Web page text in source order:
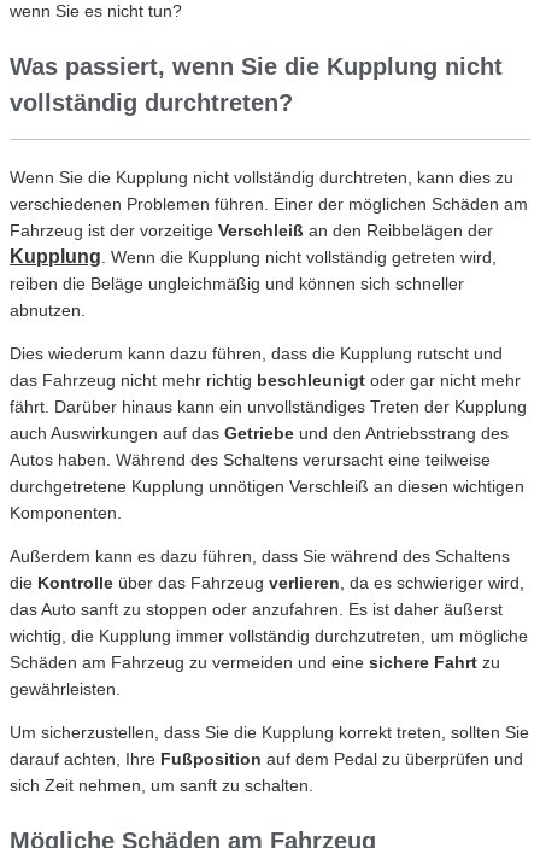
wenn Sie es nicht tun?
Was passiert, wenn Sie die Kupplung nicht
vollständig durchtreten?
Wenn Sie die Kupplung nicht vollständig durchtreten, kann dies zu
verschiedenen Problemen führen. Einer der möglichen Schäden am
Fahrzeug ist der vorzeitige Verschleiß an den Reibbelägen der
Kupplung. Wenn die Kupplung nicht vollständig getreten wird,
reiben die Beläge ungleichmäßig und können sich schneller
abnutzen.
Dies wiederum kann dazu führen, dass die Kupplung rutscht und
das Fahrzeug nicht mehr richtig beschleunigt oder gar nicht mehr
fährt. Darüber hinaus kann ein unvollständiges Treten der Kupplung
auch Auswirkungen auf das Getriebe und den Antriebsstrang des
Autos haben. Während des Schaltens verursacht eine teilweise
durchgetretene Kupplung unnötigen Verschleiß an diesen wichtigen
Komponenten.
Außerdem kann es dazu führen, dass Sie während des Schaltens
die Kontrolle über das Fahrzeug verlieren, da es schwieriger wird,
das Auto sanft zu stoppen oder anzufahren. Es ist daher äußerst
wichtig, die Kupplung immer vollständig durchzutreten, um mögliche
Schäden am Fahrzeug zu vermeiden und eine sichere Fahrt zu
gewährleisten.
Um sicherzustellen, dass Sie die Kupplung korrekt treten, sollten Sie
darauf achten, Ihre Fußposition auf dem Pedal zu überprüfen und
sich Zeit nehmen, um sanft zu schalten.
Mögliche Schäden am Fahrzeug